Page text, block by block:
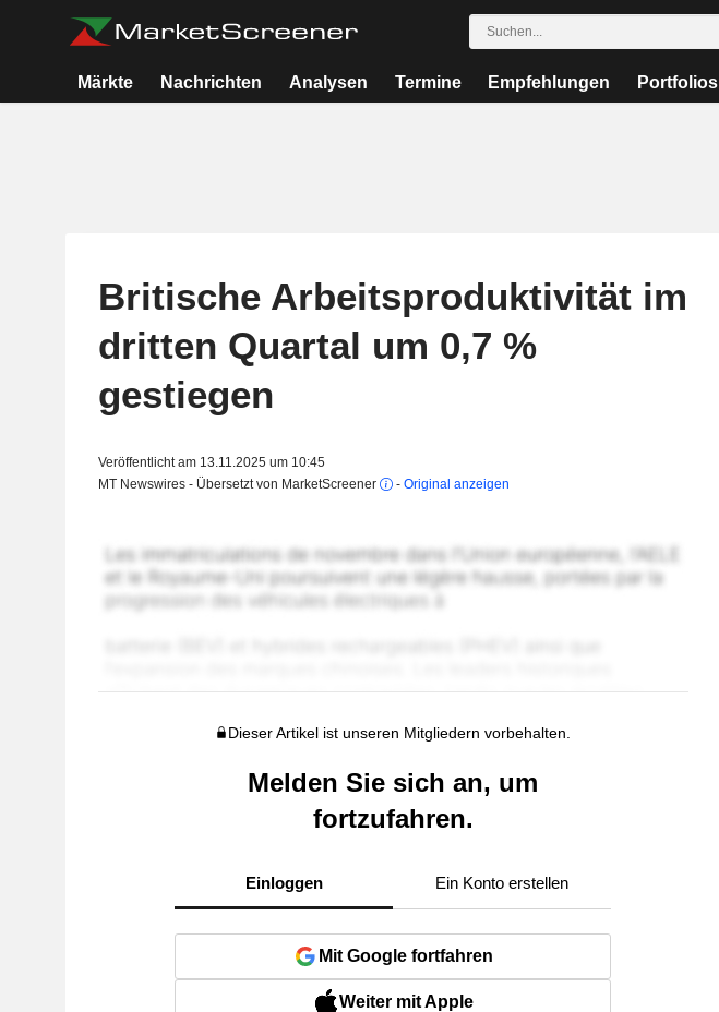
Märkte Nachrichten Analysen Termine Empfehlungen Portfolios
Britische Arbeitsproduktivität im
dritten Quartal um 0,7 %
gestiegen
Veröffentlicht am 13.11.2025 um 10:45
MT Newswires - Übersetzt von MarketScreener
- Original anzeigen
Dieser Artikel ist unseren Mitgliedern vorbehalten.
Melden Sie sich an, um
fortzufahren.
Einloggen Ein Konto erstellen
Mit Google fortfahren
Weiter mit Apple